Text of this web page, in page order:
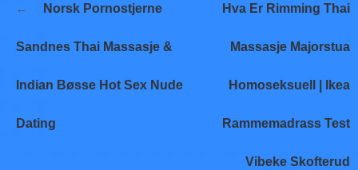
de
Norsk Pornostjerne
Sandnes Thai Massasje &
Indian Bøsse Hot Sex Nude
Dating
Hva Er Rimming Thai
Massasje Majorstua
Homoseksuell | Ikea
Rammemadrass Test
Vibeke Skofterud